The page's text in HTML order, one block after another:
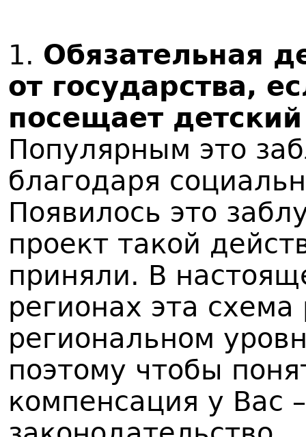
1. Обязательная
от государства,
посещает
Популярным это
благодаря
Появилось это
проект такой
приняли. В
регионах эта
региональном
поэтому чтобы
компенсация у Вас